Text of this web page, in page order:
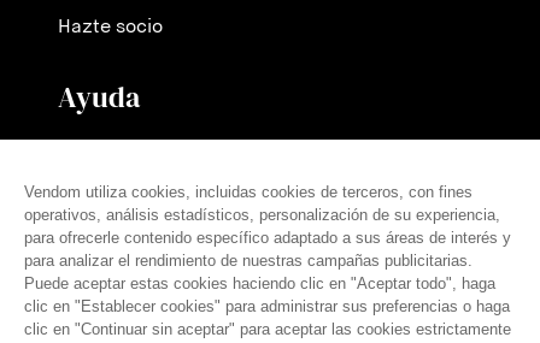
Hazte socio
Ayuda
Nuestras tarifas
Preguntas frecuentes
Prensa